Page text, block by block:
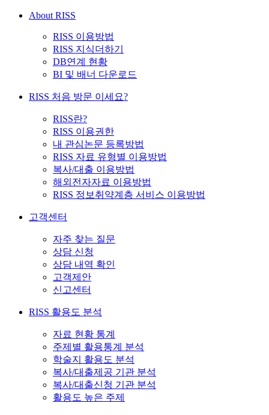
About RISS
RISS 이용방법
RISS 지식더하기
DB연계 현황
BI 및 배너 다운로드
RISS 처음 방문 이세요?
RISS란?
RISS 이용권한
내 관심논문 등록방법
RISS 자료 유형별 이용방법
복사/대출 이용방법
해외전자자료 이용방법
RISS 정보취약계층 서비스 이용방법
고객센터
자주 찾는 질문
상담 신청
상담 내역 확인
고객제안
신고센터
RISS 활용도 분석
자료 현황 통계
주제별 활용통계 분석
학술지 활용도 분석
복사/대출제공 기관 분석
복사/대출신청 기관 분석
활용도 높은 주제